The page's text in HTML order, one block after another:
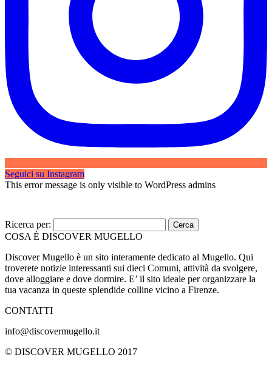
Seguici su Instagram
This error message is only visible to WordPress admins
Ricerca per:
COSA È DISCOVER MUGELLO
Discover Mugello è un sito interamente dedicato al Mugello. Qui
troverete notizie interessanti sui dieci Comuni, attività da svolgere,
dove alloggiare e dove dormire. E’ il sito ideale per organizzare la
tua vacanza in queste splendide colline vicino a Firenze.
CONTATTI
info@discovermugello.it
© DISCOVER MUGELLO 2017